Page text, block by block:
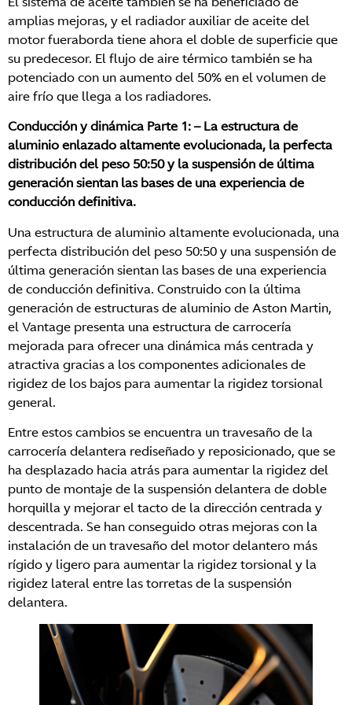
amplias mejoras, y el radiador auxiliar de aceite del
motor fueraborda tiene ahora el doble de superficie que
su predecesor. El flujo de aire térmico también se ha
potenciado con un aumento del 50% en el volumen de
aire frío que llega a los radiadores.
Conducción y dinámica Parte 1: – La estructura de
aluminio enlazado altamente evolucionada, la perfecta
distribución del peso 50:50 y la suspensión de última
generación sientan las bases de una experiencia de
conducción definitiva.
Una estructura de aluminio altamente evolucionada, una
perfecta distribución del peso 50:50 y una suspensión de
última generación sientan las bases de una experiencia
de conducción definitiva. Construido con la última
generación de estructuras de aluminio de Aston Martin,
el Vantage presenta una estructura de carrocería
mejorada para ofrecer una dinámica más centrada y
atractiva gracias a los componentes adicionales de
rigidez de los bajos para aumentar la rigidez torsional
general.
Entre estos cambios se encuentra un travesaño de la
carrocería delantera rediseñado y reposicionado, que se
ha desplazado hacia atrás para aumentar la rigidez del
punto de montaje de la suspensión delantera de doble
horquilla y mejorar el tacto de la dirección centrada y
descentrada. Se han conseguido otras mejoras con la
instalación de un travesaño del motor delantero más
rígido y ligero para aumentar la rigidez torsional y la
rigidez lateral entre las torretas de la suspensión
delantera.